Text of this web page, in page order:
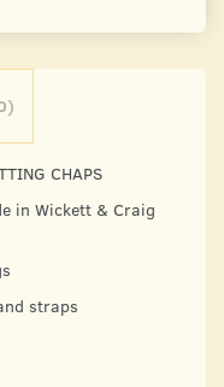
CHAPS
in Wickett & Craig
straps